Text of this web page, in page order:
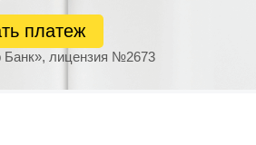
лицензия №2673
платеж